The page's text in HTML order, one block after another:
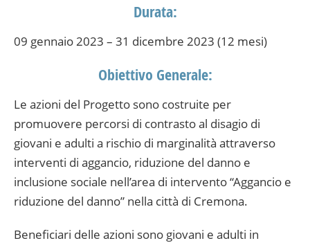
Durata:
09 gennaio 2023 – 31 dicembre 2023 (12 mesi)
Obiettivo Generale:
Le azioni del Progetto sono costruite per
promuovere percorsi di contrasto al disagio di
giovani e adulti a rischio di marginalità attraverso
interventi di aggancio, riduzione del danno e
inclusione sociale nell’area di intervento “Aggancio e
riduzione del danno” nella città di Cremona.
Beneficiari delle azioni sono giovani e adulti in